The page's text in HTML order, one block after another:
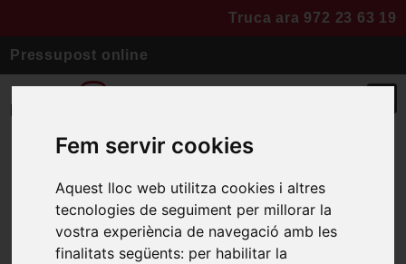
Fem servir cookies
Aquest lloc web utilitza cookies i altres
tecnologies de seguiment per millorar la
vostra experiència de navegació amb les
finalitats següents: per habilitar la
Truca ara 972 23 63 19
Pressupost online
Reforma de 3 pisos a
Girona